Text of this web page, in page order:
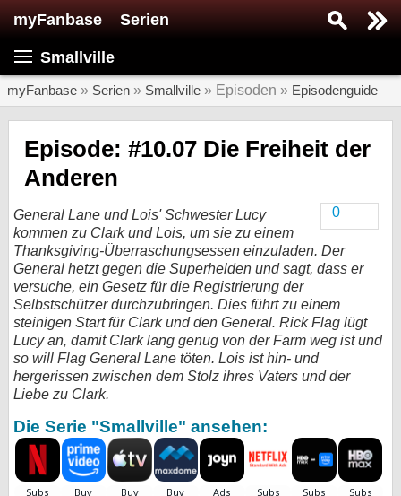
myFanbase Serien
Smallville
myFanbase » Serien » Smallville » Episoden » Episodenguide
Episode: #10.07 Die Freiheit der
Anderen
0
General Lane und Lois' Schwester Lucy
kommen zu Clark und Lois, um sie zu einem
Thanksgiving-Überraschungsessen einzuladen. Der
General hetzt gegen die Superhelden und sagt, dass er
versuche, ein Gesetz für die Registrierung der
Selbstschützer durchzubringen. Dies führt zu einem
steinigen Start für Clark und den General. Rick Flag lügt
Lucy an, damit Clark lang genug von der Farm weg ist und
so will Flag General Lane töten. Lois ist hin- und
hergerissen zwischen dem Stolz ihres Vaters und der
Liebe zu Clark.
Die Serie "Smallville" ansehen:
SERIEN
Kolumnen
Veranstaltungen
KULTUR
Specials
SERVICE
Gewinnspiele
bei X
bei Facebook